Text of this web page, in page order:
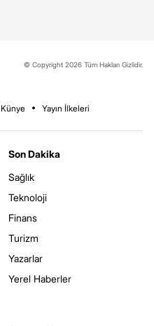
© Copyright 2026 Tüm Hakları Gizlidir.
Künye Yayın İlkeleri
Son Dakika
Sağlık
Teknoloji
Finans
Turizm
Yazarlar
Yerel Haberler